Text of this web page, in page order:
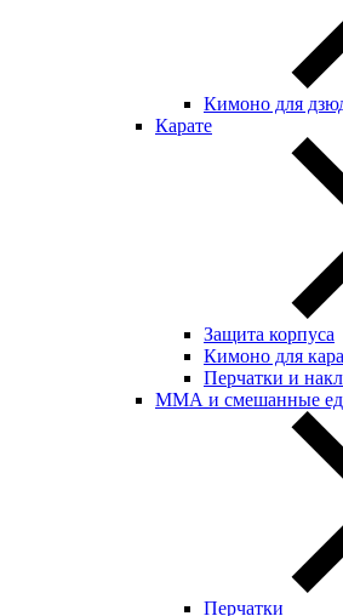
Кимоно для
Карате
Защита корпуса
Кимоно для
Перчатки и
ММА и смешанные
Перчатки